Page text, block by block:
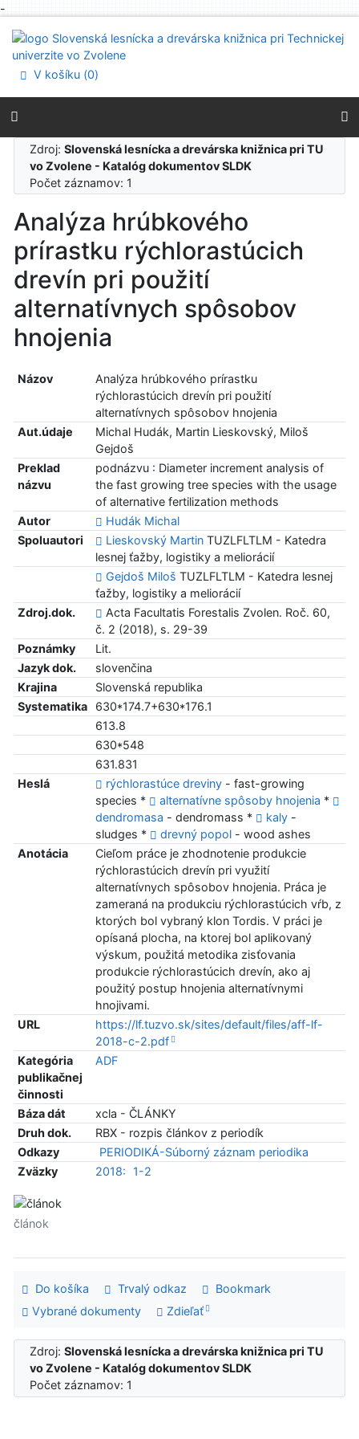
-
Prejsť na menu
Prehlásenie o webovej prístupnosti
V košíku (0)
Zdroj:Slovenská lesnícka a drevárska knižnica pri TU
vo Zvolene - Katalóg dokumentov SLDK
Počet záznamov: 1
Analýza hrúbkového
prírastku rýchlorastúcich
drevín pri použití
alternatívnych spôsobov
hnojenia
Názov
Analýza hrúbkového prírastku
rýchlorastúcich drevín pri použití
alternatívnych spôsobov hnojenia
Aut.údaje
Michal Hudák, Martin Lieskovský, Miloš
Gejdoš
Preklad
názvu
podnázvu : Diameter increment analysis of
the fast growing tree species with the usage
of alternative fertilization methods
Autor
Hudák Michal
Spoluautori
Lieskovský MartinTUZLFLTLM - Katedra
lesnej ťažby, logistiky a meliorácií
Gejdoš Miloš TUZLFLTLM - Katedra lesnej
ťažby, logistiky a meliorácií
Zdroj.dok.
Acta Facultatis Forestalis Zvolen. Roč. 60,
č. 2 (2018), s. 29-39
Poznámky
Lit.
Jazyk dok.
slovenčina
Krajina
Slovenská republika
Systematika
630*174.7+630*176.1
613.8
630*548
631.831
Heslá
rýchlorastúce dreviny- fast-growing
species *
alternatívne spôsoby hnojenia *
dendromasa - dendromass * kaly-
sludges *
drevný popol- wood ashes
Anotácia
Cieľom práce je zhodnotenie produkcie
rýchlorastúcich drevín pri využití
alternatívnych spôsobov hnojenia. Práca je
zameraná na produkciu rýchlorastúcich vŕb, z
ktorých bol vybraný klon Tordis. V práci je
opísaná plocha, na ktorej bol aplikovaný
výskum, použitá metodika zisťovania
produkcie rýchlorastúcich drevín, ako aj
použitý postup hnojenia alternatívnymi
hnojivami.
URL
https://lf.tuzvo.sk/sites/default/files/aff-lf-
2018-c-2.pdf
Kategória
publikačnej
činnosti
ADF
Báza dát
xcla - ČLÁNKY
Druh dok.
RBX - rozpis článkov z periodík
Odkazy
PERIODIKÁ-Súborný záznam periodika
Zväzky
2018: 1-2
článok
Do košíka Trvalý odkaz
Bookmark
Vybrané dokumenty
Zdieľať
Zdroj:Slovenská lesnícka a drevárska knižnica pri TU
vo Zvolene - Katalóg dokumentov SLDK
Počet záznamov: 1